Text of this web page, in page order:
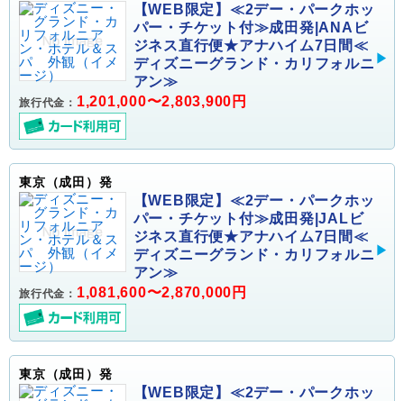
【WEB限定】≪2デー・パークホッ
パー・チケット付≫成田発|ANAビ
ジネス直行便★アナハイム7日間≪
ディズニーグランド・カリフォルニ
アン≫
旅行代金： 1,201,000〜2,803,900円
東京（成田）発
【WEB限定】≪2デー・パークホッ
パー・チケット付≫成田発|JALビ
ジネス直行便★アナハイム7日間≪
ディズニーグランド・カリフォルニ
アン≫
旅行代金： 1,081,600〜2,870,000円
東京（成田）発
【WEB限定】≪2デー・パークホッ